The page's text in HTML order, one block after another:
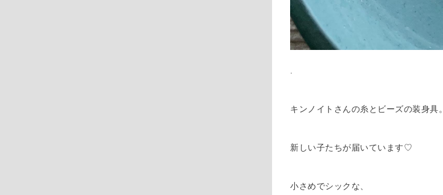
キンノイトさんの糸とビーズの装身具。
新しい子たちが届いています♡
小さめでシックな、